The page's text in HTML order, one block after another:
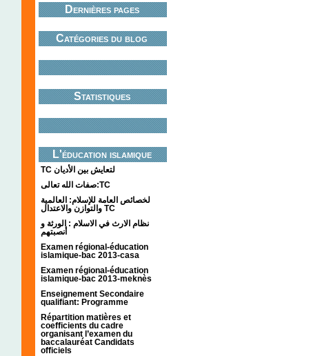
Dernières pages
Catégories du blog
Statistiques
L'éducation islamique
TC لتعايش بين الأديان
صفات الله تعالى:TC
لخصائص العامة للإسلام: العالمية
والتوازن والاعتدال TC
نظام الارث في الاسلام : الورثة و
أنصبتهم
Examen régional-éducation
islamique-bac 2013-casa
Examen régional-éducation
islamique-bac 2013-meknès
Enseignement Secondaire
qualifiant: Programme
Répartition matières et
coefficients du cadre
organisant l’examen du
baccalauréat Candidats
officiels